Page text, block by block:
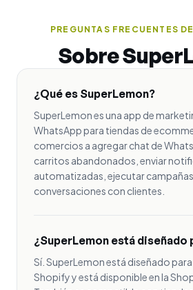
PREGUNTAS FRECUENTES
Sobre
¿Qué es SuperLemon?
SuperLemon es una app de
WhatsApp para tiendas de
comercios a agregar chat de
carritos abandonados, enviar
automatizadas, ejecutar
conversaciones con clientes.
¿SuperLemon está diseñado
Sí. SuperLemon está diseñado
Shopify y está disponible en la